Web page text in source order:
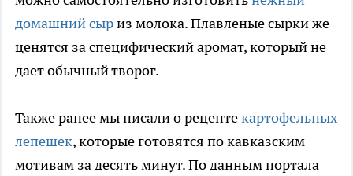
домашний сыриз молока. Плавленые сырки же
ценятся за специфический аромат, который не
дает обычный творог.
Также ранее мы писали о рецептекартофельных
лепешек, которые готовятся по кавказским
мотивам за десять минут. По данным портала